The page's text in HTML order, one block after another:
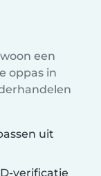
een
oppas in
uit
verificatie